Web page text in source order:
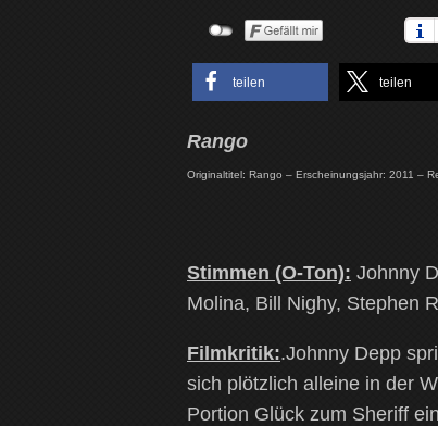
teilen teilen
Rango
Originaltitel: Rango – Erscheinungsjahr: 2011 –
Stimmen (O-Ton): Johnny
Molina, Bill Nighy, Stephen
Filmkritik:.Johnny Depp
sich plötzlich alleine in der
Portion Glück zum Sheriff